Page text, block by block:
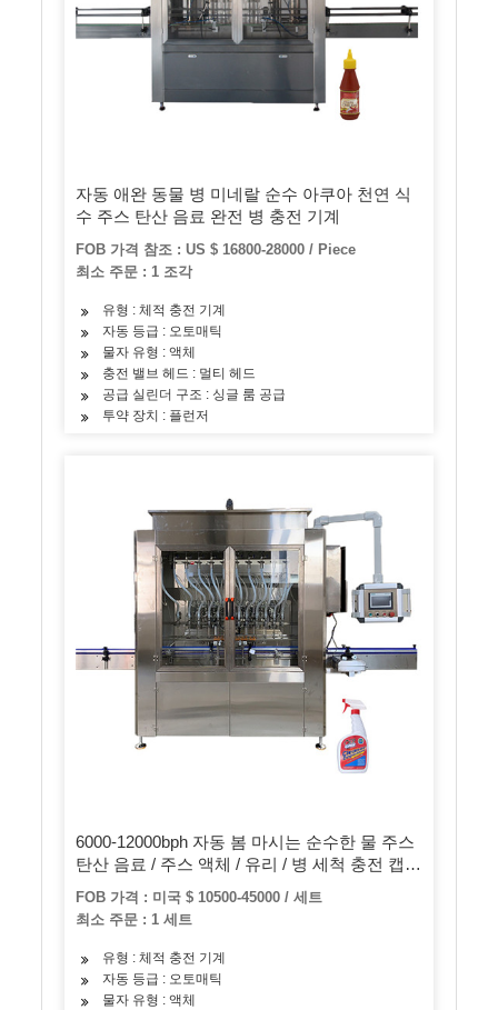
자동 애완 동물 병 미네랄 순수 아쿠아 천연 식
수 주스 탄산 음료 완전 병 충전 기계
FOB 가격 참조 : US $ 16800-28000 / Piece
최소 주문 : 1 조각
유형 : 체적 충전 기계
자동 등급 : 오토매틱
물자 유형 : 액체
충전 밸브 헤드 : 멀티 헤드
공급 실린더 구조 : 싱글 룸 공급
투약 장치 : 플런저
6000-12000bph 자동 봄 마시는 순수한 물 주스
탄산 음료 / 주스 액체 / 유리 / 병 세척 충전 캡핑
/ 병 포장 기계 만들기
FOB 가격 : 미국 $ 10500-45000 / 세트
최소 주문 : 1 세트
유형 : 체적 충전 기계
자동 등급 : 오토매틱
물자 유형 : 액체